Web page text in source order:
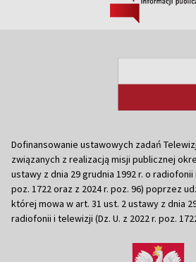
Dofinansowanie ustawowych zadań
związanych z realizacją misji publicznej
ustawy z dnia 29 grudnia 1992 r. o radiofonii
poz. 1722 oraz z 2024 r. poz. 96) poprzez
której mowa w art. 31 ust. 2 ustawy z dnia
radiofonii i telewizji (Dz. U. z 2022 r. poz.